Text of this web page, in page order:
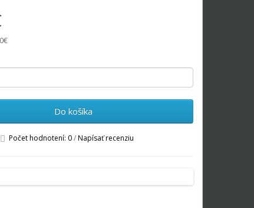
Do košíka
Počet hodnotení: 0/Napísať recenziu